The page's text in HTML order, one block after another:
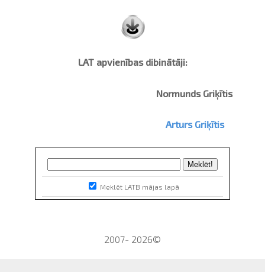
LAT apvienības dibinātāji:
Normunds Griķītis
Arturs Griķītis
Meklēt LATB mājas lapā
2007- 2026©